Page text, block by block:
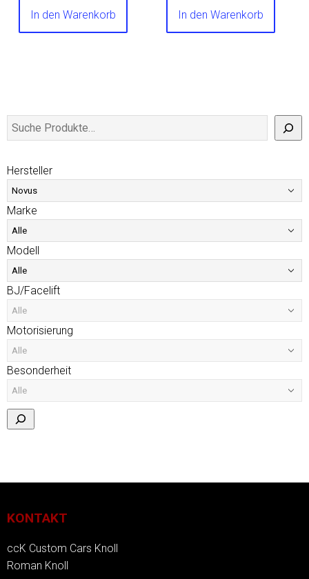
In den Warenkorb In den Warenkorb
Hersteller
Marke
Modell
BJ/Facelift
Motorisierung
Besonderheit
KONTAKT
ccK Custom Cars Knoll
Roman Knoll